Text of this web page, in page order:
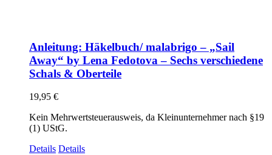
Anleitung: Häkelbuch/ malabrigo – „Sail
Away“ by Lena Fedotova – Sechs verschiedene
Schals & Oberteile
19,95 €
Kein Mehrwertsteuerausweis, da Kleinunternehmer nach §19
(1) UStG.
Details Details